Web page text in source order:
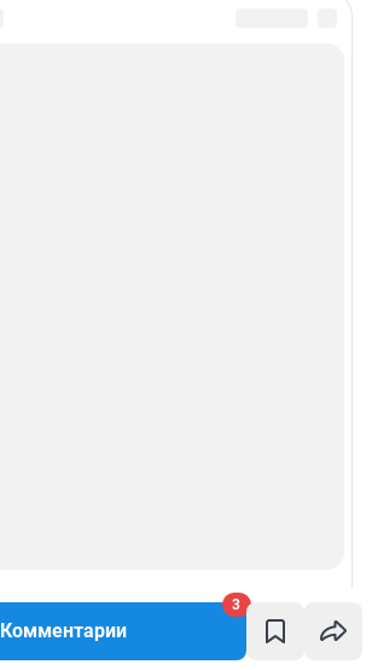
Комментарии
3